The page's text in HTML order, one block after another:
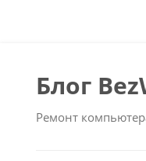
Блог
Ремонт